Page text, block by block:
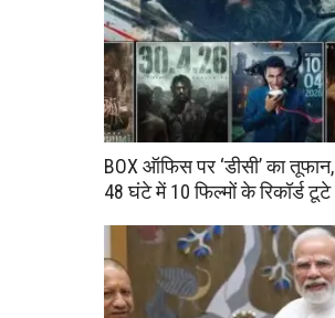
BOX ऑफिस पर ‘डीसी’ का तूफान,
48 घंटे में 10 फिल्मों के रिकॉर्ड टूटे